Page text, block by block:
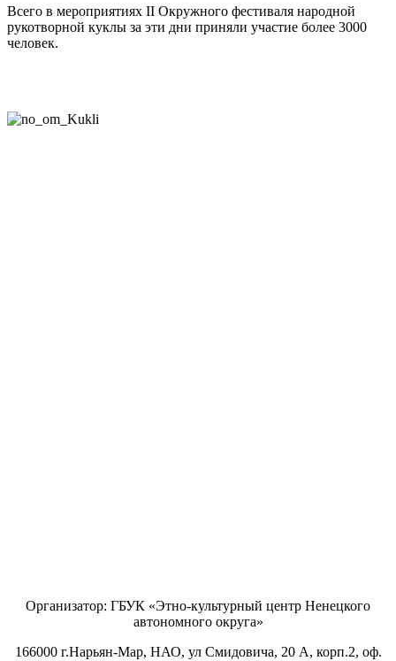
Всего в мероприятиях II Окружного фестиваля народной
рукотворной куклы за эти дни приняли участие более 3000
человек.
Организатор: ГБУК «Этно-культурный центр Ненецкого
автономного округа»
166000 г.Нарьян-Мар, НАО, ул Смидовича, 20 А, корп.2, оф.